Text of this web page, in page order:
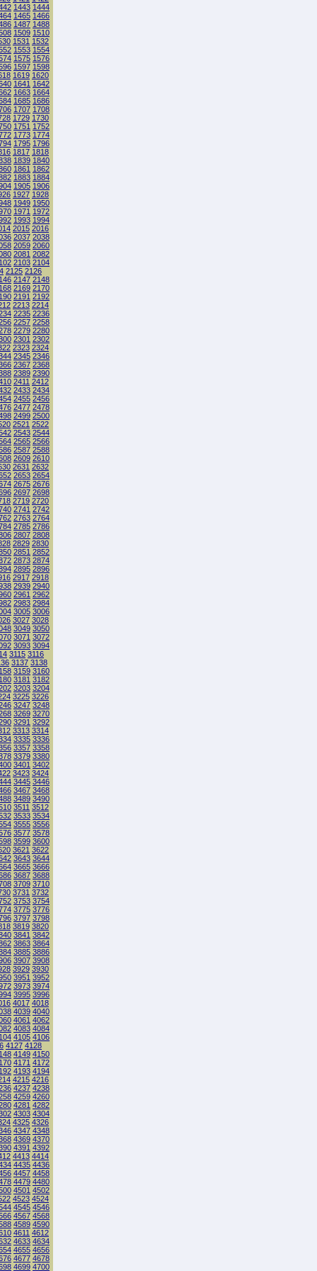
1443 1444
1465 1466
1487 1488
1509 1510
1531 1532
1553 1554
1575 1576
1597 1598
1619 1620
1641 1642
1663 1664
1685 1686
1707 1708
1729 1730
1751 1752
1773 1774
1795 1796
1817 1818
1839 1840
1861 1862
1883 1884
1905 1906
1927 1928
1949 1950
1971 1972
1993 1994
2015 2016
2037 2038
2059 2060
2081 2082
2103 2104
2125 2126
2147 2148
2169 2170
2191 2192
2213 2214
2235 2236
2257 2258
2279 2280
2301 2302
2323 2324
2345 2346
2367 2368
2389 2390
2411 2412
2433 2434
2455 2456
2477 2478
2499 2500
2521 2522
2543 2544
2565 2566
2587 2588
2609 2610
2631 2632
2653 2654
2675 2676
2697 2698
2719 2720
2741 2742
2763 2764
2785 2786
2807 2808
2829 2830
2851 2852
2873 2874
2895 2896
2917 2918
2939 2940
2961 2962
2983 2984
3005 3006
3027 3028
3049 3050
3071 3072
3093 3094
3115 3116
3137 3138
3159 3160
3181 3182
3203 3204
3225 3226
3247 3248
3269 3270
3291 3292
3313 3314
3335 3336
3357 3358
3379 3380
3401 3402
3423 3424
3445 3446
3467 3468
3489 3490
3511 3512
3533 3534
3555 3556
3577 3578
3599 3600
3621 3622
3643 3644
3665 3666
3687 3688
3709 3710
3731 3732
3753 3754
3775 3776
3797 3798
3819 3820
3841 3842
3863 3864
3885 3886
3907 3908
3929 3930
3951 3952
3973 3974
3995 3996
4017 4018
4039 4040
4061 4062
4083 4084
4105 4106
4127 4128
4149 4150
4171 4172
4193 4194
4215 4216
4237 4238
4259 4260
4281 4282
4303 4304
4325 4326
4347 4348
4369 4370
4391 4392
4413 4414
4435 4436
4457 4458
4479 4480
4501 4502
4523 4524
4545 4546
4567 4568
4589 4590
4611 4612
4633 4634
4655 4656
4677 4678
4699 4700